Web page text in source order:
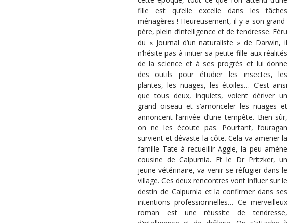
fille est qu’elle excelle dans les tâches
ménagères ! Heureusement, il y a son grand-
père, plein d’intelligence et de tendresse. Féru
du « Journal d’un naturaliste » de Darwin, il
n’hésite pas à initier sa petite-fille aux réalités
de la science et à ses progrès et lui donne
des outils pour étudier les insectes, les
plantes, les nuages, les étoiles… C’est ainsi
que tous deux, inquiets, voient dériver un
grand oiseau et s’amonceler les nuages et
annoncent l’arrivée d’une tempête. Bien sûr,
on ne les écoute pas. Pourtant, l’ouragan
survient et dévaste la côte. Cela va amener la
famille Tate à recueillir Aggie, la peu amène
cousine de Calpurnia. Et le Dr Pritzker, un
jeune vétérinaire, va venir se réfugier dans le
village. Ces deux rencontres vont influer sur le
destin de Calpurnia et la confirmer dans ses
intentions professionnelles… Ce merveilleux
roman est une réussite de tendresse,